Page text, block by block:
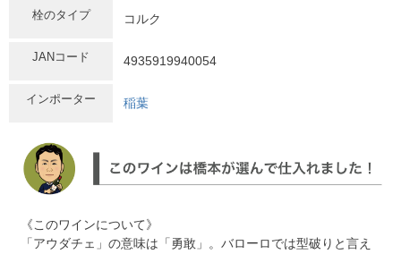
栓のタイプ コルク
JANコード 4935919940054
インポーター 稲葉
《このワインについて》
「アウダチェ」の意味は「勇敢」。バローロでは型破りと言え